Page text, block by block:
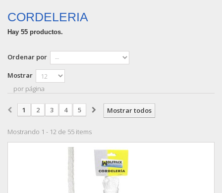
CORDELERIA
Hay 55 productos.
Ordenar por
Mostrar
por página
Mostrar todos
1 2 3 4 5
Mostrando 1 - 12 de 55 items